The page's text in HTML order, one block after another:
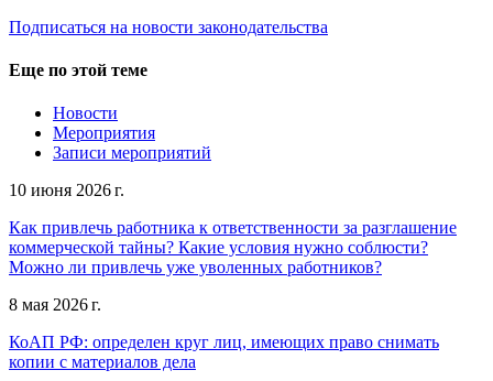
Подписаться на новости законодательства
Еще по этой теме
Новости
Мероприятия
Записи мероприятий
10 июня 2026 г.
Как привлечь работника к ответственности за разглашение
коммерческой тайны? Какие условия нужно соблюсти?
Можно ли привлечь уже уволенных работников?
8 мая 2026 г.
КоАП РФ: определен круг лиц, имеющих право снимать
копии с материалов дела